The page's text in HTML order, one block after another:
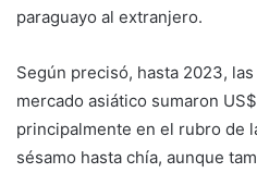
paraguayo al extranjero.
Según precisó, hasta 2023,
mercado asiático sumaron
principalmente en el rubro de
sésamo hasta chía, aunque